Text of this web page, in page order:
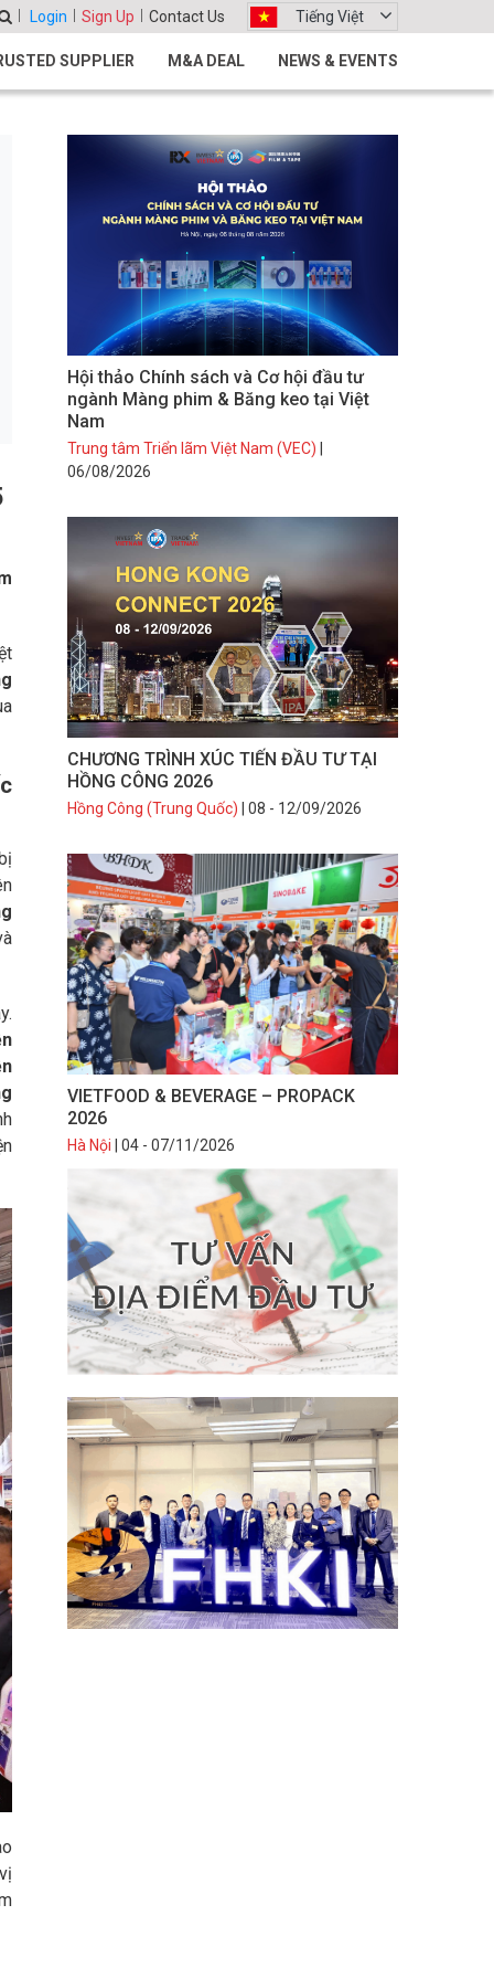
Login Sign Up Contact Us Tiếng Việt
SUPPLIER M&A DEAL NEWS & EVENTS
Hội thảo Chính sách và Cơ hội đầu tư
ngành Màng phim & Băng keo tại Việt
Nam
Trung tâm Triển lãm Việt Nam (VEC)
06/08/2026
CHƯƠNG TRÌNH XÚC TIẾN ĐẦU TƯ TẠI
HỒNG CÔNG 2026
Hồng Công (Trung Quốc) | 08 - 12/09/2026
VIETFOOD & BEVERAGE – PROPACK
2026
Hà Nội | 04 - 07/11/2026